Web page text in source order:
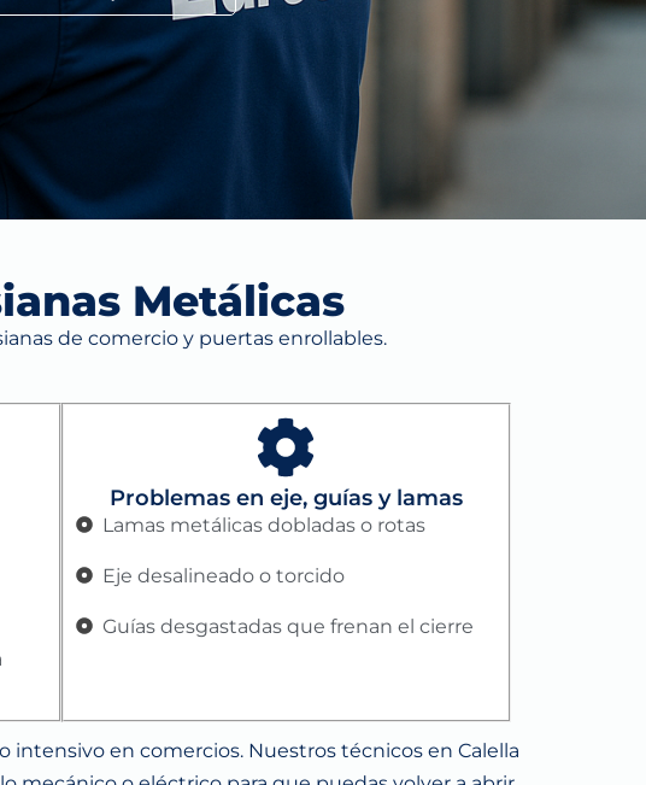
Metálicas
de comercio y puertas enrollables.
Problemas en eje, guías y lamas
Lamas metálicas dobladas o rotas
Eje desalineado o torcido
Guías desgastadas que frenan el cierre
en comercios. Nuestros técnicos en Calella